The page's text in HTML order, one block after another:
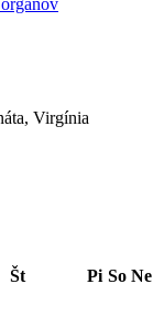
Virgínia
Št Pi So Ne